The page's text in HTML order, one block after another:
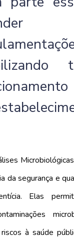
da segurança e
Elas
à saúde